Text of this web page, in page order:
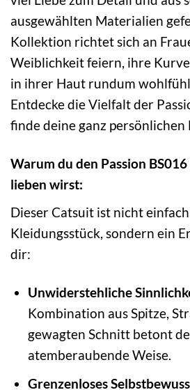
ausgewählten Materialien
Kollektion richtet sich an
Weiblichkeit feiern, ihre
in ihrer Haut rundum
Entdecke die Vielfalt der
finde deine ganz persönlichen
Warum du den Passion
lieben wirst:
Dieser Catsuit ist nicht
Kleidungsstück, sondern ein
dir:
Unwiderstehliche
Kombination aus Spitze,
gewagten Schnitt betont
atemberaubende Weise.
Grenzenloses